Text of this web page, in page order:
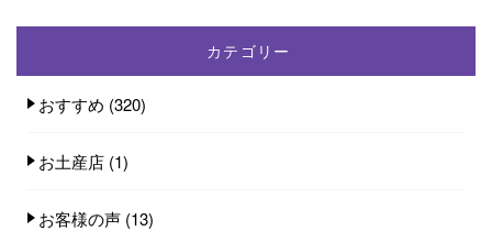
カテゴリー
おすすめ (320)
お土産店 (1)
お客様の声 (13)